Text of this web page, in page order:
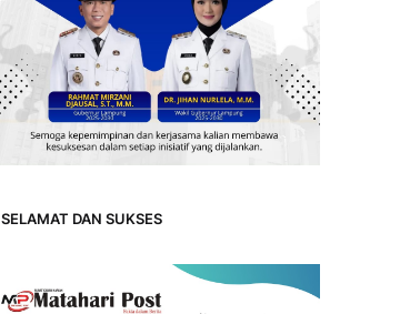
SELAMAT DAN SUKSES